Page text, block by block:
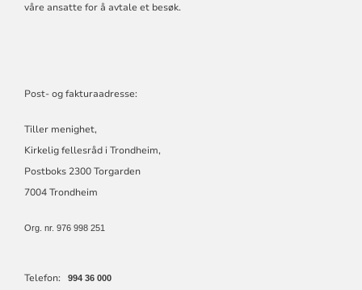
våre ansatte for å avtale et besøk.
Post- og fakturaadresse:
Tiller menighet,
Kirkelig fellesråd i Trondheim,
Postboks 2300 Torgarden
7004 Trondheim
Org. nr. 976 998 251
Telefon: 994 36 000